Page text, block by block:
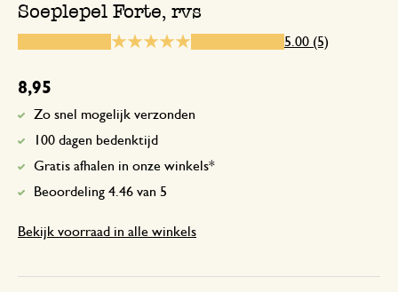
Soeplepel Forte, rvs
5.00 (5)
8,95
Zo snel mogelijk verzonden
100 dagen bedenktijd
Gratis afhalen in onze winkels*
Beoordeling 4.46 van 5
Bekijk voorraad in alle winkels
Enkel een score, geen toelichting
17 augustus 2025